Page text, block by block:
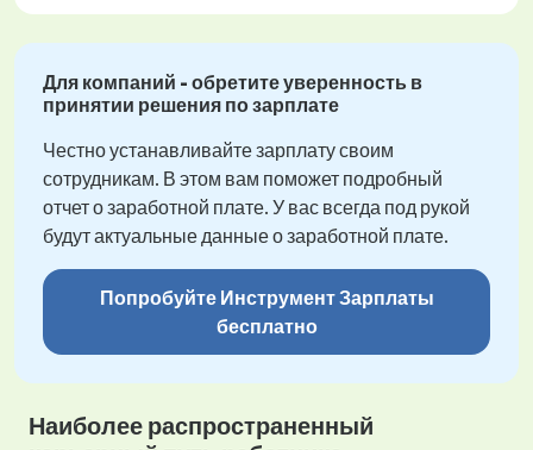
Для компаний - обретите уверенность в
принятии решения по зарплате
Честно устанавливайте зарплату своим
сотрудникам. В этом вам поможет подробный
отчет о заработной плате. У вас всегда под рукой
будут актуальные данные о заработной плате.
Попробуйте Инструмент Зарплаты
бесплатно
Наиболее распространенный